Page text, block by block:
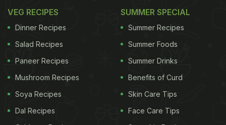
VEG RECIPES
Dinner Recipes
Salad Recipes
Paneer Recipes
Mushroom Recipes
Soya Recipes
Dal Recipes
SUMMER SPECIAL
Summer Recipes
Summer Foods
Summer Drinks
Benefits of Curd
Skin Care Tips
Face Care Tips